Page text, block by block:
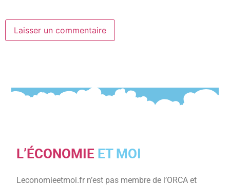
L’ÉCONOMIE ET MOI
Leconomieetmoi.fr n’est pas membre de l’ORCA et